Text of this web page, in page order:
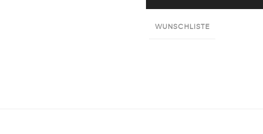
WUNSCHLISTE